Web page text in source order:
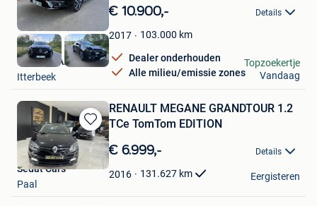
in
Favorieten
€ 10.900,- Details
2017 103.000 km
Dealer onderhouden
Alle milieu/emissie zones
MMSIX CARS
Itterbeek
Topzoekertje
Vandaag
Bewaren
in
Mijn
Favorieten
RENAULT MEGANE GRANDTOUR 1.2
TCe TomTom EDITION
€ 6.999,- Details
2016 131.627 km
Sedat Cars
Paal
Eergisteren